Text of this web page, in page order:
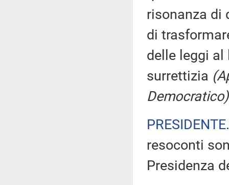
risonanza di
di
delle leggi
surrettizia
Democratico)
PRESIDENTE
resoconti
Presidenza